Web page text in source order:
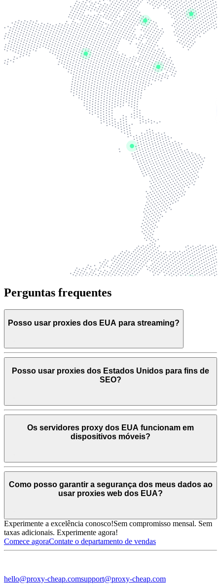
Perguntas frequentes
Posso usar proxies dos EUA para streaming?
Posso usar proxies dos Estados Unidos para fins de
SEO?
Os servidores proxy dos EUA funcionam em
dispositivos móveis?
Como posso garantir a segurança dos meus dados ao
usar proxies web dos EUA?
Experimente a excelência conosco!Sem compromisso mensal. Sem
taxas adicionais. Experimente agora!
Comece agoraContate o departamento de vendas
hello@proxy-cheap.comsupport@proxy-cheap.com